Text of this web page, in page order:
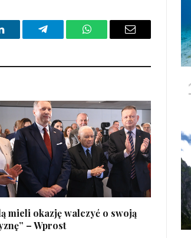
Telegram WhatsAppEmail
mieli okazję walczyć o swoją
– Wprost